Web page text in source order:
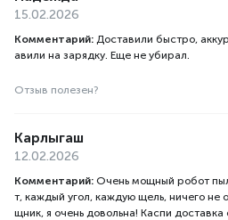
15.02.2026
Комментарий: Доставили быстро,
авили на зарядку. Еще не убирал.
Отзыв полезен?
Карлыгаш
12.02.2026
Комментарий: Очень мощный робот
т, каждый угол, каждую щель, ничего не
щник, я очень довольна! Каспи